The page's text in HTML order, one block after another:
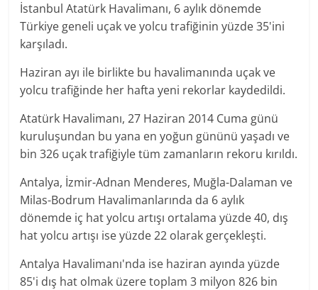
İstanbul Atatürk Havalimanı, 6 aylık dönemde
Türkiye geneli uçak ve yolcu trafiğinin yüzde 35'ini
karşıladı.
Haziran ayı ile birlikte bu havalimanında uçak ve
yolcu trafiğinde her hafta yeni rekorlar kaydedildi.
Atatürk Havalimanı, 27 Haziran 2014 Cuma günü
kuruluşundan bu yana en yoğun gününü yaşadı ve
bin 326 uçak trafiğiyle tüm zamanların rekoru kırıldı.
Antalya, İzmir-Adnan Menderes, Muğla-Dalaman ve
Milas-Bodrum Havalimanlarında da 6 aylık
dönemde iç hat yolcu artışı ortalama yüzde 40, dış
hat yolcu artışı ise yüzde 22 olarak gerçekleşti.
Antalya Havalimanı'nda ise haziran ayında yüzde
85'i dış hat olmak üzere toplam 3 milyon 826 bin